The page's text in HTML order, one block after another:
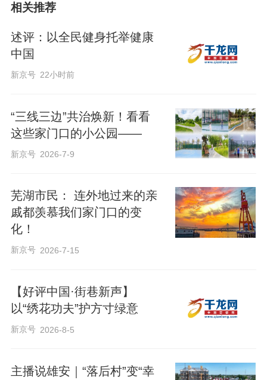
作为怀柔首批花园村庄试点，北房镇大周
优化、植被补植、景观升级等工作。升级
后的花园绿意环绕，新栽的绿植生机勃
勃，错落的景观小品赏心悦目，成为村民
茶余饭后休闲放松的首选地。
相关推荐
述评：以全民健身托举健康
中国
新京号 22小时前
“三线三边”共治焕新！看看
这些家门口的小公园——
新京号 2026-7-9
芜湖市民： 连外地过来的亲
戚都羡慕我们家门口的变
化！
新京号 2026-7-15
【好评中国·街巷新声】
以“绣花功夫”护方寸绿意
新京号 2026-8-5
主播说雄安｜“落后村”变“幸